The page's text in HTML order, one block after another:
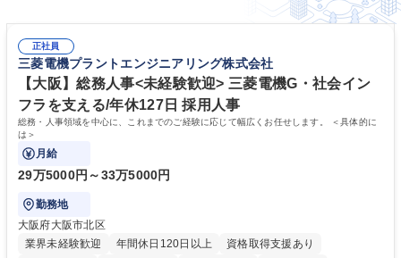
正社員
三菱電機プラントエンジニアリング株式会社
【大阪】総務人事<未経験歓迎> 三菱電機G・社会イン
フラを支える/年休127日 採用人事
総務・人事領域を中心に、これまでのご経験に応じて幅広くお任せします。 ＜具体的に
は＞
月給
29万5000円～33万5000円
勤務地
大阪府大阪市北区
業界未経験歓迎
年間休日120日以上
資格取得支援あり